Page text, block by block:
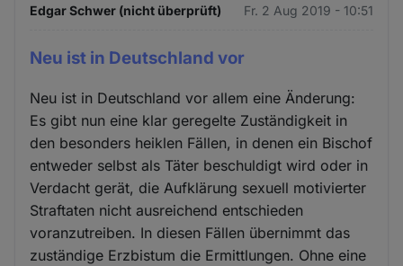
Edgar Schwer (nicht überprüft) Fr. 2 Aug 2019 - 10:51
Neu ist in Deutschland vor
Neu ist in Deutschland vor allem eine Änderung:
Es gibt nun eine klar geregelte Zuständigkeit in
den besonders heiklen Fällen, in denen ein Bischof
entweder selbst als Täter beschuldigt wird oder in
Verdacht gerät, die Aufklärung sexuell motivierter
Straftaten nicht ausreichend entschieden
voranzutreiben. In diesen Fällen übernimmt das
zuständige Erzbistum die Ermittlungen. Ohne eine